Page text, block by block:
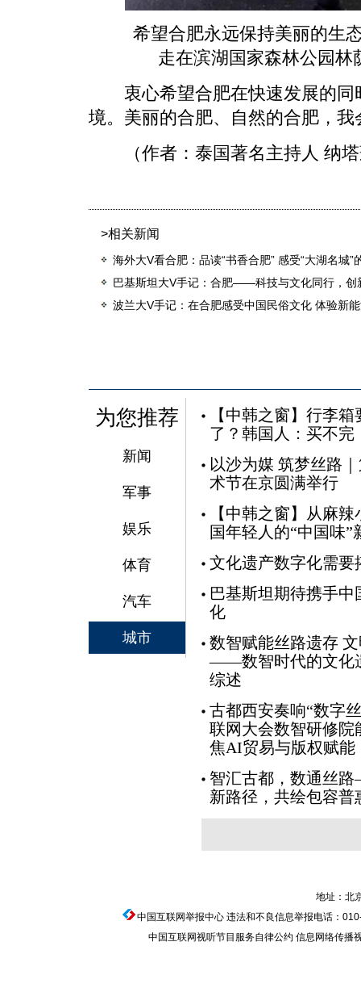
希望合肥永远保持美丽的生
走在滨湖国家森林公园
衷心希望合肥在快速发展的同
境。美丽的合肥、自然的合肥，我
（作者：泰国著名主持人 纳塔
>相关新闻
海外大V看合肥：品读“书香合肥” 感受“大湖名城”
巴基斯坦大V手记：合肥——科技与文化同行，创
波兰大V手记：在合肥感受中国民俗文化 体验新
为您推荐
新闻
军事
娱乐
体育
汽车
城市
【中韩之窗】行李
了？韩国人：买不完
以沙为媒 筑梦丝路
术节在京圆满举行
【中韩之窗】从麻
国年轻人的“中国味”
文化遗产数字化需要
巴基斯坦期待携手
化
数智赋能丝路遗存
——数智时代的文化
综述
古都西安奏响“数字
联网大会数智研修院
焦AI贸易与版权赋能
智汇古都，数通丝
新路径，共绘包容普
地址：北
中国互联网举报中心违法和不良信息举报电话：
中国互联网视听节目服务自律公约 信息网络传